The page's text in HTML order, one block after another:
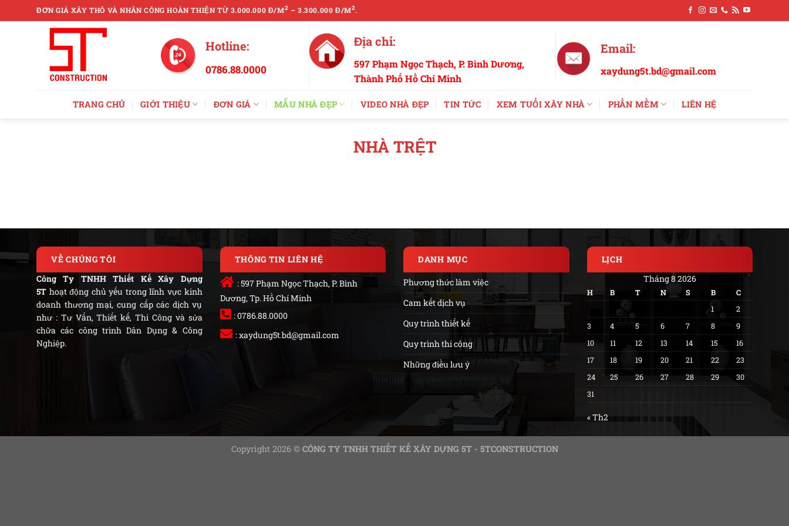
to
ĐƠN GIÁ XÂY THÔ VÀ NHÂN CÔNG HOÀN THIỆN TỪ 3.000.000 Đ/M2 – 3.300.000 Đ/M2.
Hotline:
0786.88.0000
Địa chỉ:
597 Phạm Ngọc Thạch, P. Bình Dương,
Thành Phố Hồ Chí Minh
Email:
xaydung5t.bd@gmail.com
TRANG CHỦ GIỚI THIỆU ĐƠN GIÁ MẪU NHÀ ĐẸP VIDEO NHÀ ĐẸP TIN TỨC XEM TUỔI XÂY NHÀ PHẦN MỀM LIÊN HỆ
NHÀ TRỆT
VỀ CHÚNG TÔI
Công Ty TNHH Thiết Kế Xây Dựng
5T hoạt động chủ yếu trong lĩnh vực kinh
doanh thương mại, cung cấp các dịch vụ
như : Tư Vấn, Thiết kế, Thi Công và sửa
chữa các công trình Dân Dụng & Công
Nghiệp.
THÔNG TIN LIÊN HỆ
: 597 Phạm Ngọc Thạch, P. Bình
Dương, Tp. Hồ Chí Minh
: 0786.88.0000
:xaydung5t.bd@gmail.com
DANH MỤC
Phương thức làm việc
Cam kết dịch vụ
Quy trình thiết kế
Quy trình thi công
Những điều lưu ý
LỊCH
Tháng 8 2026
H B T N S B
C
1
2
3
4 5 6 7 8
9
10
11 12 13 14 15
16
17
18 19 20 21 22
23
24
25 26 27 28 29
30
31
« Th2
Copyright 2026 © CÔNG TY TNHH THIẾT KẾ XÂY DỰNG 5T - 5TCONSTRUCTION